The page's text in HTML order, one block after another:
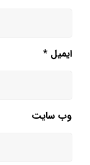
ایمیل *
وب‌ سایت